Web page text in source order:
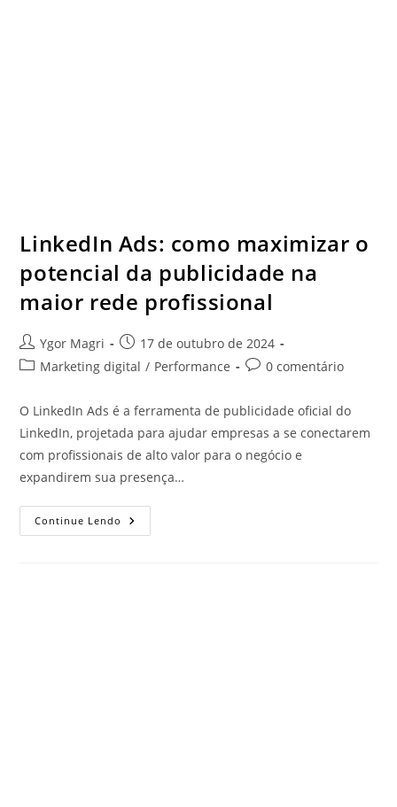
LinkedIn Ads: como maximizar o
potencial da publicidade na
maior rede profissional
Ygor Magri
17 de outubro de 2024
Marketing digital / Performance 0 comentário
O LinkedIn Ads é a ferramenta de publicidade oficial do
LinkedIn, projetada para ajudar empresas a se conectarem
com profissionais de alto valor para o negócio e
expandirem sua presença…
Continue Lendo